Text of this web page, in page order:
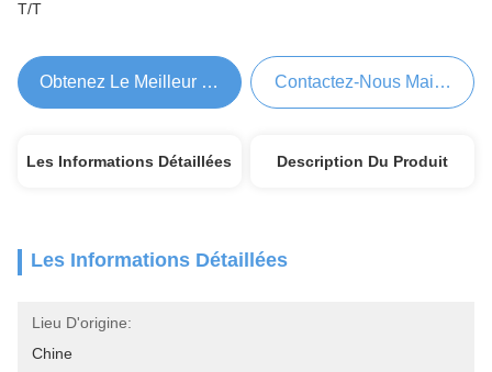
T/T
Obtenez Le Meilleur Prix Contactez-Nous Maintenant
Les Informations Détaillées Description Du Produit
Les Informations Détaillées
Lieu D'origine:
Chine